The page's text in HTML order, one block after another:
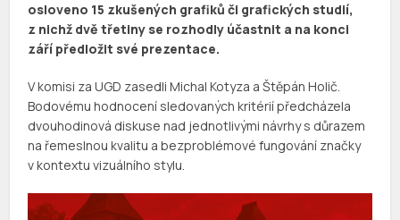
osloveno 15 zkušených grafiků či grafických studií,
z nichž dvě třetiny se rozhodly účastnit a na konci
září předložit své prezentace.
V komisi za UGD zasedli Michal Kotyza a Štěpán Holič.
Bodovému hodnocení sledovaných kritérií předcházela
dvouhodinová diskuse nad jednotlivými návrhy s důrazem
na řemeslnou kvalitu a bezproblémové fungování značky
v kontextu vizuálního stylu.